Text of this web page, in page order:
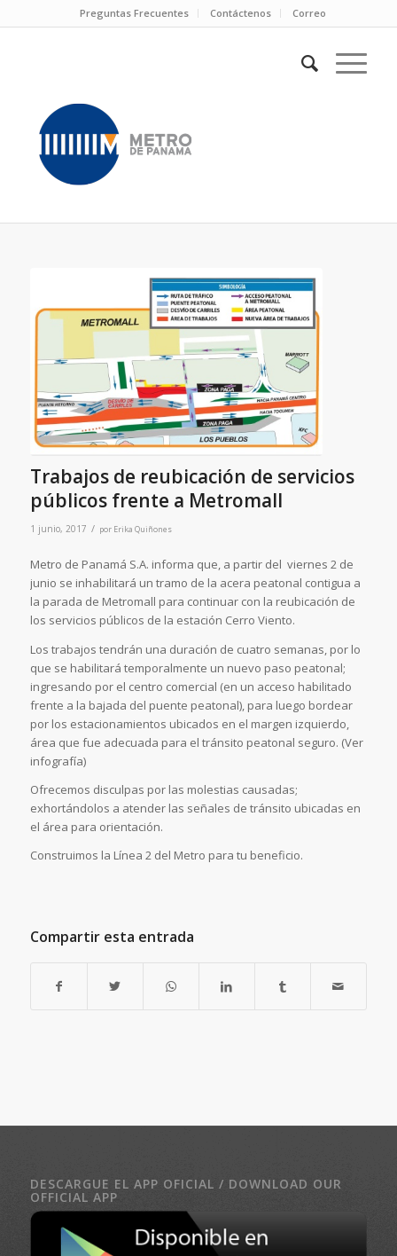
Preguntas Frecuentes Contáctenos Correo
Trabajos de reubicación de servicios
públicos frente a Metromall
1 junio, 2017 / por Erika Quiñones
Metro de Panamá S.A. informa que, a partir del viernes 2 de
junio se inhabilitará un tramo de la acera peatonal contigua a
la parada de Metromall para continuar con la reubicación de
los servicios públicos de la estación Cerro Viento.
Los trabajos tendrán una duración de cuatro semanas, por lo
que se habilitará temporalmente un nuevo paso peatonal;
ingresando por el centro comercial (en un acceso habilitado
frente a la bajada del puente peatonal), para luego bordear
por los estacionamientos ubicados en el margen izquierdo,
área que fue adecuada para el tránsito peatonal seguro. (Ver
infografía)
Ofrecemos disculpas por las molestias causadas;
exhortándolos a atender las señales de tránsito ubicadas en
el área para orientación.
Construimos la Línea 2 del Metro para tu beneficio.
Compartir esta entrada
DESCARGUE EL APP OFICIAL / DOWNLOAD OUR
OFFICIAL APP